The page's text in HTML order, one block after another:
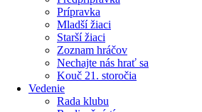
Prípravka
Mladší žiaci
Starší žiaci
Zoznam hráčov
Nechajte nás hrať sa
Kouč 21. storočia
Vedenie
Rada klubu